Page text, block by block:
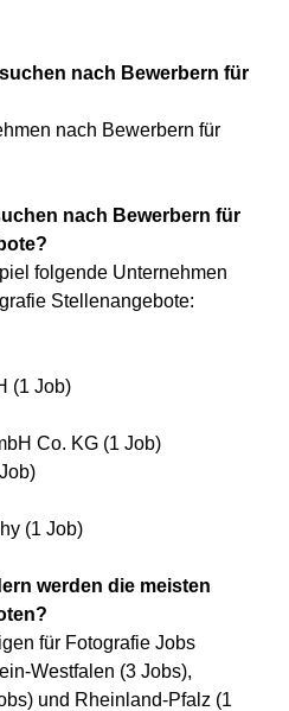
nach Bewerbern für
nach Bewerbern für
nach Bewerbern für
folgende Unternehmen
Stellenangebote:
(1 Job)
Co. KG (1 Job)
(1 Job)
werden die meisten
für Fotografie Jobs
Westfalen (3 Jobs),
und Rheinland-Pfalz (1